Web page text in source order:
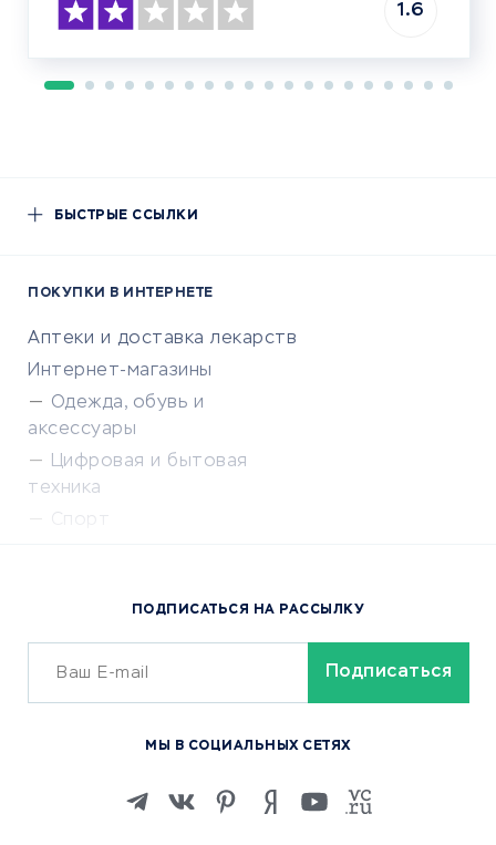
1.6
БЫСТРЫЕ ССЫЛКИ
ПОКУПКИ В ИНТЕРНЕТЕ
Аптеки и доставка лекарств
Интернет-магазины
Одежда, обувь и
аксессуары
Цифровая и бытовая
техника
Спорт
Сервисы доставки
ОБУЧЕНИЕ И РАБОТА
Изучение иностранных
ПОДПИСАТЬСЯ НА РАССЫЛКУ
МЫ В СОЦИАЛЬНЫХ СЕТЯХ